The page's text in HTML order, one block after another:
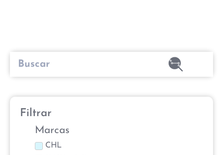
Filtrar
Marcas
CHL